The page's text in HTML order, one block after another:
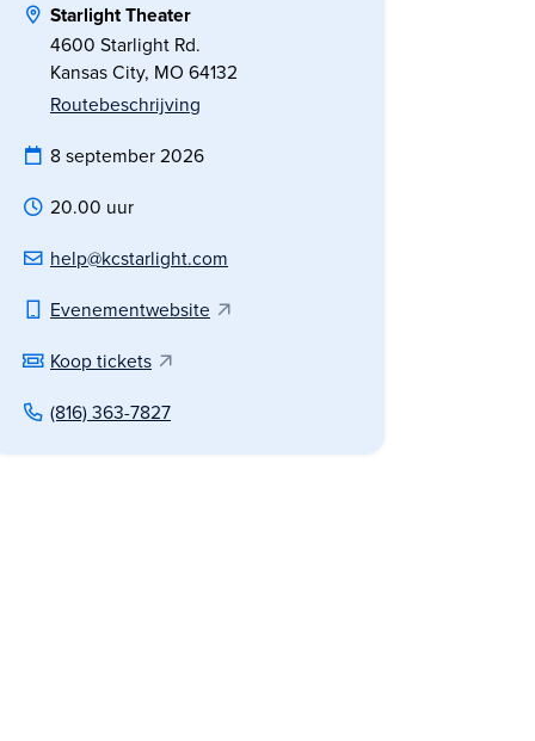
Starlight Theater
4600 Starlight Rd.
Kansas City, MO 64132
Routebeschrijving
8 september 2026
20.00 uur
help@kcstarlight.com
Evenementwebsite
Koop tickets
(816) 363-7827